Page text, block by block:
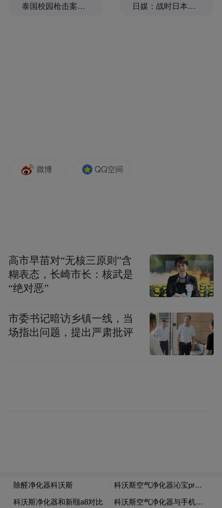
积极拓展县域市场
人。这些努力使他在渠道拓展方面获得了显
著的成果。现在，武平县共有体彩实体店50
家，其中城区38家，乡镇12家。
近几年，年轻代销者的加入为武平县的体彩
事业注入了新活力。他们勤奋好学，并且在
私域宣传和实体店运营方面有许多创新的想
璇表示：“刚入行时，我们几乎一无所知，从
店面布置到基础技能，陈洪文都是亲自指导
泰国校园枪击案致9死，枪手父亲道歉 日媒：战时日本多所大学进行输血人体实验，向患者注射动物血
高市早苗对“无核三原则”含
糊表态，长崎市长：核武是
“绝对恶”
市委书记暗访乡镇一线，当
场指出问题，提出严肃批评